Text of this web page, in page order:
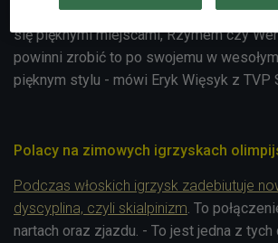
mogą przejść przez swoją kulturę,
się pięknymi miejscami, Rzymem czy
powinni zrobić to po swojemu w
pięknym stylu - mówi Eryk Więsyk z TVP
Polacy na zimowych igrzyskach
Podczas włoskich igrzysk zadebiutuje
dyscyplina, czyli skialpinizm. To
nartach oraz zjazdu. - To jest jedna z